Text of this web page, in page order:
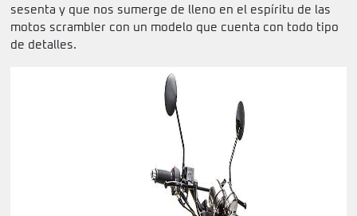
sesenta y que nos sumerge de lleno en el espíritu de las
motos scrambler con un modelo que cuenta con todo tipo
de detalles.